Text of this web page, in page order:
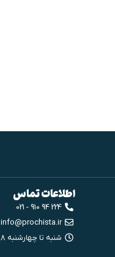
اطلاعات تماس
224 94 910 - 021
info@prochista.ir
شنبه تا چهارشنبه ۸ تا ۱۶